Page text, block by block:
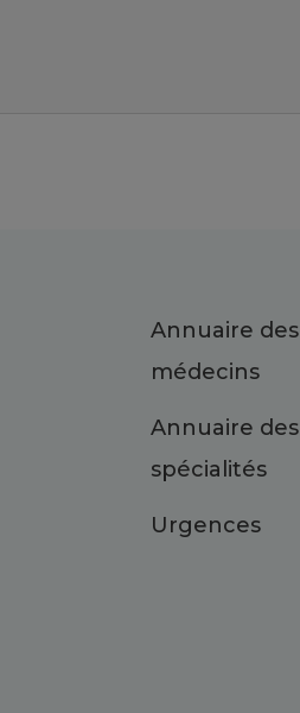
Annuaire des
médecins
Annuaire des
spécialités
Urgences